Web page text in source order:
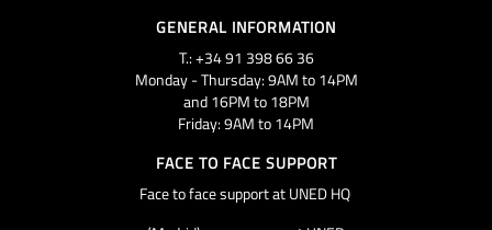
GENERAL INFORMATION
T.: +34 91 398 66 36
Monday - Thursday: 9AM to 14PM
and 16PM to 18PM
Friday: 9AM to 14PM
FACE TO FACE SUPPORT
Face to face support at UNED HQ